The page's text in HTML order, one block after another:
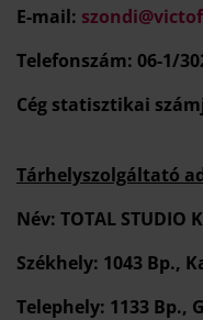
E-mail:
Telefonszám: 06-1/
Cég statisztikai
Tárhelyszolgáltató
Név: TOTAL STUDIO
Székhely: 1043 Bp.,
Telephely: 1133 Bp.,